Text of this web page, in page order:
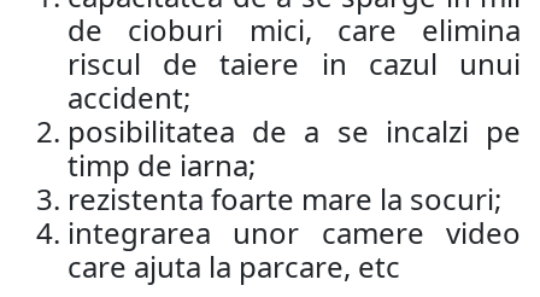
de cioburi mici, care elimina
riscul de taiere in cazul unui
accident;
posibilitatea de a se incalzi pe
timp de iarna;
rezistenta foarte mare la socuri;
integrarea unor camere video
care ajuta la parcare, etc